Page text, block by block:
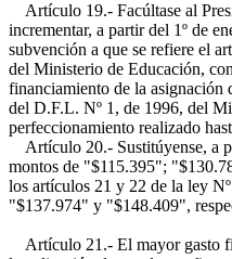
Artículo 19.- Facúltase al
incrementar, a partir del 1º de
subvención a que se refiere el
del Ministerio de Educación,
financiamiento de la asignación
del D.F.L. Nº 1, de 1996, del
perfeccionamiento realizado
Artículo 20.- Sustitúyense, a
montos de "$115.395";
los artículos 21 y 22 de la ley
"$137.974" y "$148.409",
Artículo 21.- El mayor gasto